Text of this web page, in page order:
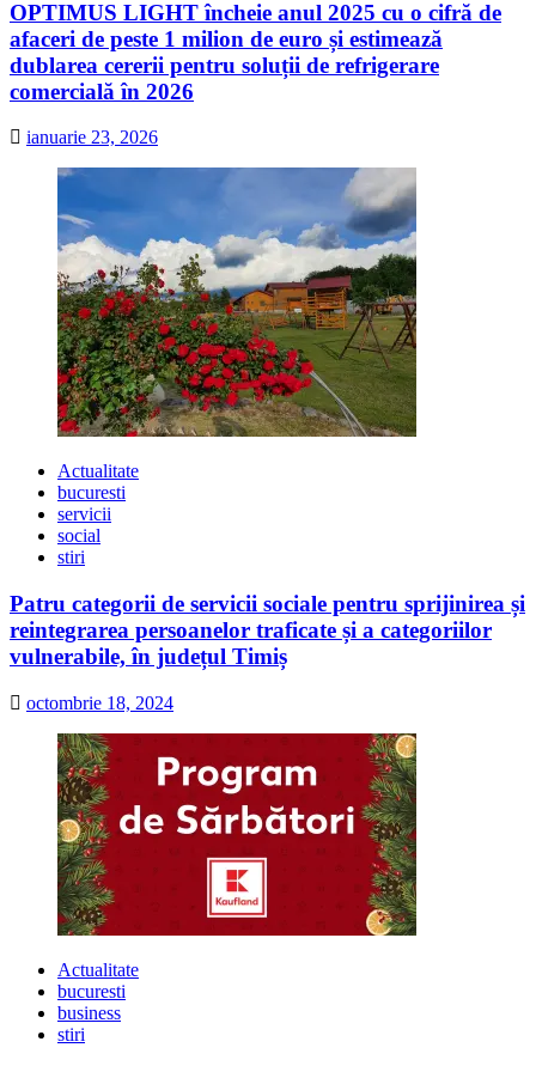
OPTIMUS LIGHT încheie anul 2025 cu o cifră de
afaceri de peste 1 milion de euro și estimează
dublarea cererii pentru soluții de refrigerare
comercială în 2026
ianuarie 23, 2026
Actualitate
bucuresti
servicii
social
stiri
Patru categorii de servicii sociale pentru sprijinirea și
reintegrarea persoanelor traficate și a categoriilor
vulnerabile, în județul Timiș
octombrie 18, 2024
Actualitate
bucuresti
business
stiri